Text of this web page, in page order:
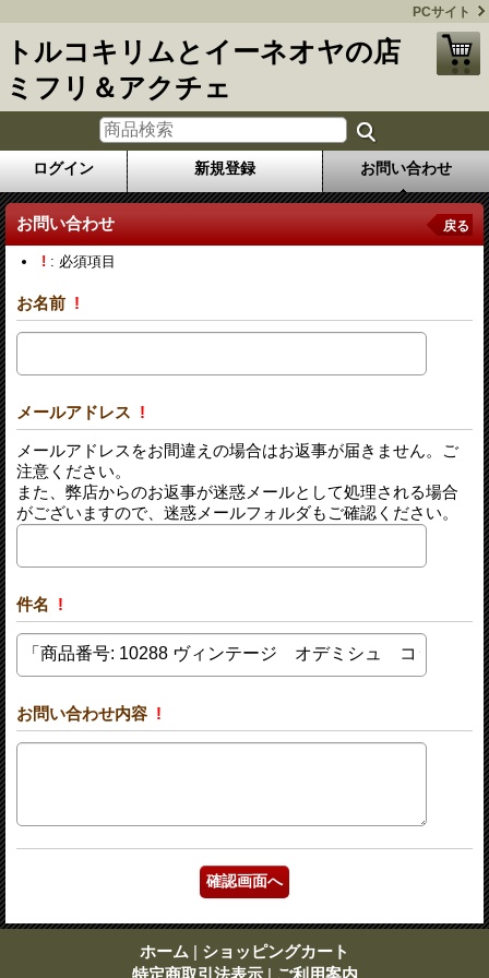
PCサイト
トルコキリムとイーネオヤの店
ミフリ＆アクチェ
ログイン 新規登録 お問い合わせ
お問い合わせ 戻る
! : 必須項目
お名前 !
メールアドレス !
メールアドレスをお間違えの場合はお返事が届きません。ご
注意ください。
また、弊店からのお返事が迷惑メールとして処理される場合
がございますので、迷惑メールフォルダもご確認ください。
件名 !
お問い合わせ内容 !
ホーム | ショッピングカート
特定商取引法表示 | ご利用案内